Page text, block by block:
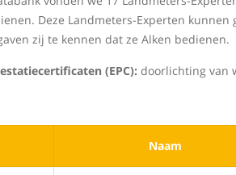
Deze Landmeters-Experten
zij te kennen dat ze Alken bedienen.
(EPC): doorlichting van
Naam